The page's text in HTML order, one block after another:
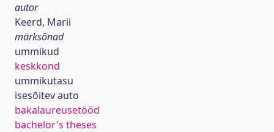
autor
Keerd, Marii
märksõnad
ummikud
keskkond
ummikutasu
isesõitev auto
bakalaureusetööd
bachelor's theses